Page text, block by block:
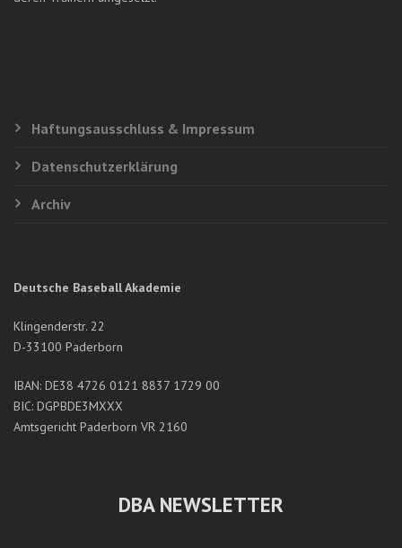
Haftungsausschluss & Impressum
Datenschutzerklärung
Archiv
Deutsche Baseball Akademie
Klingenderstr. 22
D-33100 Paderborn
IBAN: DE38 4726 0121 8837 1729 00
BIC: DGPBDE3MXXX
Amtsgericht Paderborn VR 2160
DBA NEWSLETTER